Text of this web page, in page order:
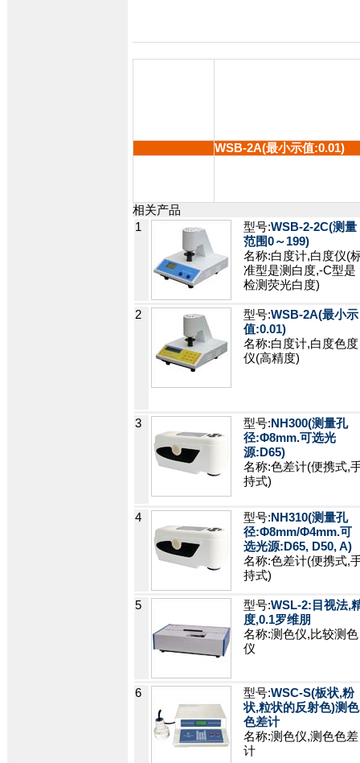
WSB-2A(最小示值:0.01)
相关产品
1
型号:WSB-2-2C(测量
范围0～199)
名称:白度计,白度仪(
准型是测白度,-C型是
检测荧光白度)
2 型号:WSB-2A(最小示
值:0.01)
名称:白度计,白度色度
仪(高精度)
3 型号:NH300(测量孔
径:Φ8mm.可选光
源:D65)
名称:色差计(便携式,
持式)
4 型号:NH310(测量孔
径:Φ8mm/Φ4mm.可
选光源:D65, D50, A)
名称:色差计(便携式,
持式)
5 型号:WSL-2:目视法,
度,0.1罗维朋
名称:测色仪,比较测色
仪
6 型号:WSC-S(板状,粉
状,粒状的反射色)测色
色差计
名称:测色仪,测色色差
计